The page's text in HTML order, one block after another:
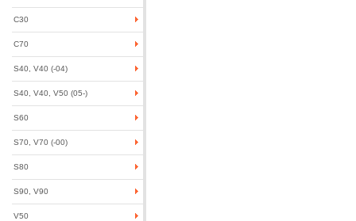
C30
C70
S40, V40 (-04)
S40, V40, V50 (05-)
S60
S70, V70 (-00)
S80
S90, V90
V50